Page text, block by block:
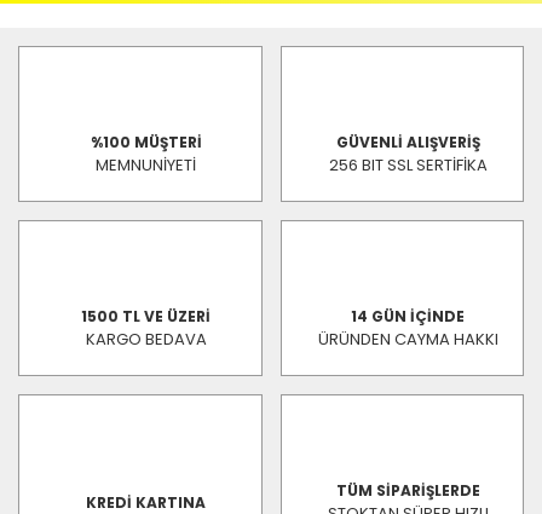
%100 MÜŞTERİ
MEMNUNİYETİ
GÜVENLİ ALIŞVERİŞ
256 BIT SSL SERTİFİKA
1500 TL VE ÜZERİ
KARGO BEDAVA
14 GÜN İÇİNDE
ÜRÜNDEN CAYMA HAKKI
KREDİ KARTINA
TÜM SİPARİŞLERDE